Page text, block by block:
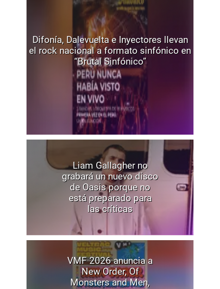
Difonía, Dalevuelta e Inyectores llevan
el rock nacional a formato sinfónico en
“Brutal Sinfónico”
Liam Gallagher no
grabará un nuevo disco
de Oasis porque no
está preparado para
las críticas
VMF 2026 anuncia a
New Order, Of
Monsters and Men,